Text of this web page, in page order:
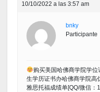
10/10/2022 a las 3:57 am
bnky
Participante
购买美国哈佛商学院学
生学历证书办哈佛商学院高
雅思托福成绩单[QQ/微信